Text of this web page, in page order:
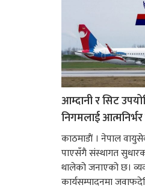
आम्दानी र सिट
निगमलाई
काठमाडाैं । नेपाल
पाएसँगै संस्थागत
थालेको जनाएको छ।
कार्यसम्पादनमा